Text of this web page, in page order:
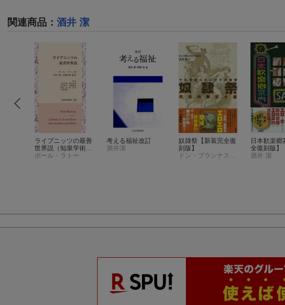
関連商品 ： 酒井 潔
ライプニッツの最善
世界説
（知泉学術叢
書 36）
ポール・ラトー
考える福祉改訂
酒井潔
奴隷祭【新装完全復
刻版】
日本歓楽郷
全復刻版】
酒井 潔